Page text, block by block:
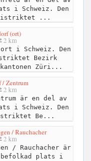
i Schweiz. Den
...
(ort)
2 km
i Schweiz. Den
Bezirk
Züri...
/ Zentrum
2 km
är en del av
i Schweiz. Den
Be...
/ Rauchacher
2 km
/ Rauchacher är
plats i